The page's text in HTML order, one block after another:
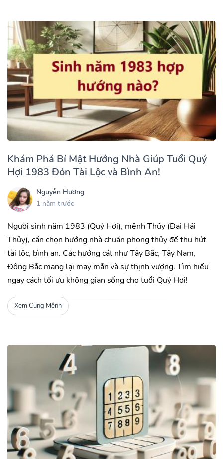
Khám Phá Bí Mật Hướng Nhà Giúp Tuổi Quý
Hợi 1983 Đón Tài Lộc và Bình An!
Nguyễn Hương
1 năm trước
Người sinh năm 1983 (Quý Hợi), mệnh Thủy (Đại Hải
Thủy), cần chọn hướng nhà chuẩn phong thủy để thu hút
tài lộc, bình an. Các hướng cát như Tây Bắc, Tây Nam,
Đông Bắc mang lại may mắn và sự thịnh vượng. Tìm hiểu
ngay cách tối ưu không gian sống cho tuổi Quý Hợi!
Xem Cung Mệnh